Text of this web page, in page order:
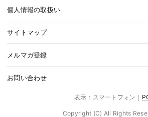
個人情報の取扱い
サイトマップ
メルマガ登録
お問い合わせ
表示：スマートフォン｜
Copyright (C) All Rights